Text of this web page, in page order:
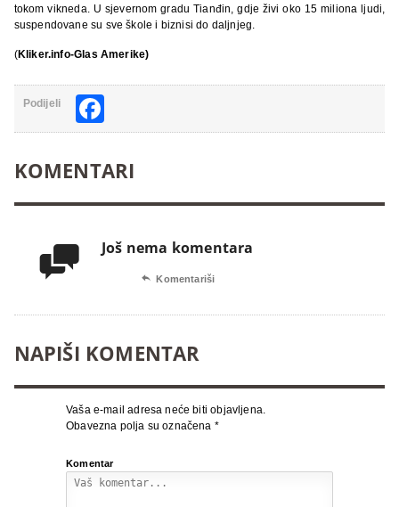
tokom vikneda. U sjevernom gradu Tianđin, gdje živi oko 15 miliona ljudi,
suspendovane su sve škole i biznisi do daljnjeg.
(Kliker.info-Glas Amerike)
Podijeli
KOMENTARI
 Još nema komentara
 Komentariši
NAPIŠI KOMENTAR
Vaša e-mail adresa neće biti objavljena.
Obavezna polja su označena *
Komentar